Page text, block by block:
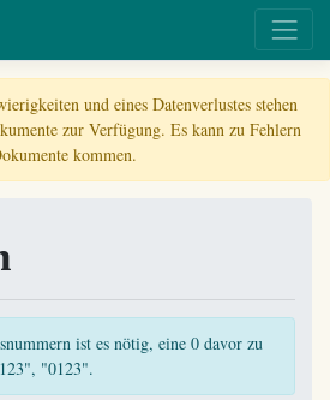
und eines Datenverlustes stehen
zur Verfügung. Es kann zu Fehlern
kommen.
ist es nötig, eine 0 davor zu
"0123".